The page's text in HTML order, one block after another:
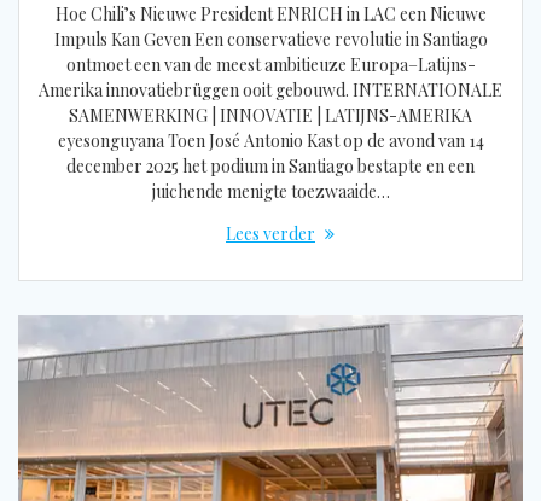
Hoe Chili’s Nieuwe President ENRICH in LAC een Nieuwe
Impuls Kan Geven Een conservatieve revolutie in Santiago
ontmoet een van de meest ambitieuze Europa–Latijns-
Amerika innovatiebrüggen ooit gebouwd. INTERNATIONALE
SAMENWERKING | INNOVATIE | LATIJNS-AMERIKA
eyesonguyana Toen José Antonio Kast op de avond van 14
december 2025 het podium in Santiago bestapte en een
juichende menigte toezwaaide…
Lees verder